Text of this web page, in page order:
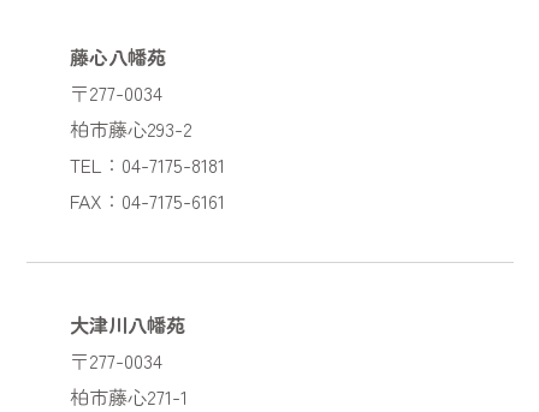
藤心八幡苑
〒277-0034
柏市藤心293-2
TEL：04-7175-8181
FAX：04-7175-6161
大津川八幡苑
〒277-0034
柏市藤心271-1